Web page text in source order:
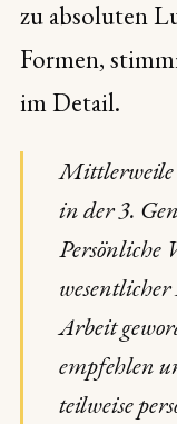
zu absoluten
Formen,
im Detail.
Mittlerweile
in der 3.
Persönliche
Arbeit
empfehlen
teilweise